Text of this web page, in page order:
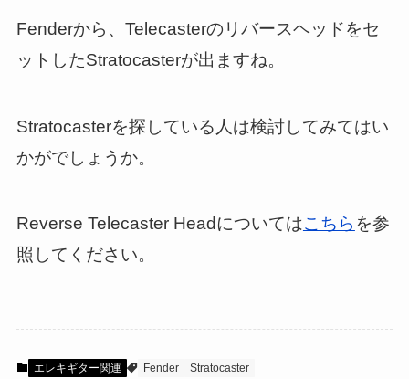
Fenderから、Telecasterのリバースヘッドをセ
ットしたStratocasterが出ますね。
Stratocasterを探している人は検討してみてはい
かがでしょうか。
Reverse Telecaster Headについてはこちら を参
照してください。
エレキギター関連 Fender Stratocaster